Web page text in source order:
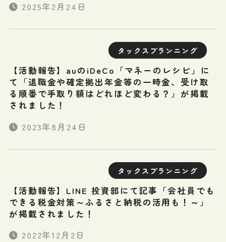
2025年2月24日
タックスプランニング
【活動報告】auのiDeCo「マネーのレシピ」に
て「退職金や確定拠出年金等の一時金、受け取
る順番で手取り額はどれほど変わる？」が掲載
されました！
2023年8月24日
タックスプランニング
【活動報告】LINE 投資部にて記事「会社員でも
できる税金対策～ふるさと納税の活用も！～」
が掲載されました！
2022年12月2日